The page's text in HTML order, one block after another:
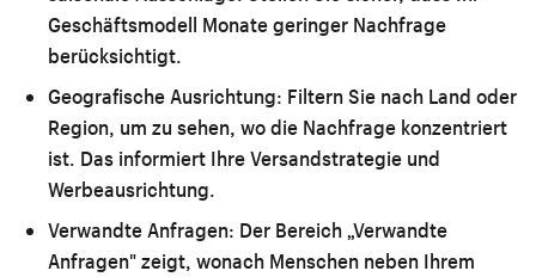
Geschäftsmodell Monate geringer Nachfrage
berücksichtigt.
Geografische Ausrichtung: Filtern Sie nach Land oder
Region, um zu sehen, wo die Nachfrage konzentriert
ist. Das informiert Ihre Versandstrategie und
Werbeausrichtung.
Verwandte Anfragen: Der Bereich „Verwandte
Anfragen" zeigt, wonach Menschen neben Ihrem